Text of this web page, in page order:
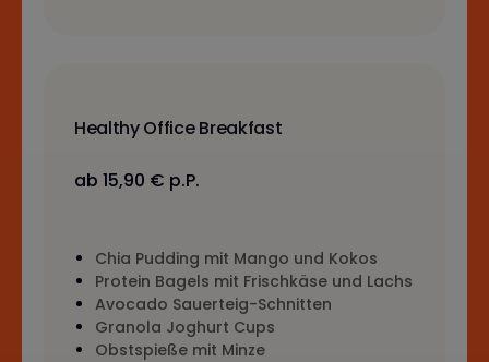
Healthy Office Breakfast
ab 15,90 € p.P.
Chia Pudding mit Mango und Kokos
Protein Bagels mit Frischkäse und Lachs
Avocado Sauerteig-Schnitten
Granola Joghurt Cups
Obstspieße mit Minze